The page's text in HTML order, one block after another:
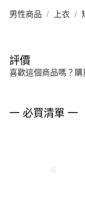
男性商品 上衣
評價
喜歡這個商品嗎？
一 必買清單 一